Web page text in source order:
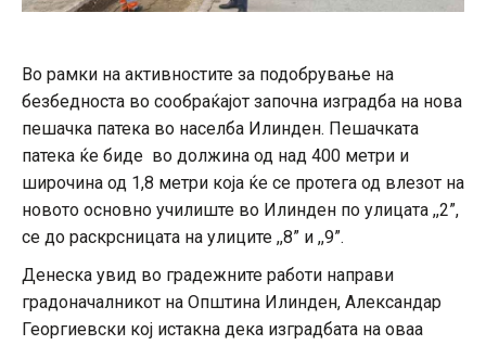
Во рамки на активностите за подобрување на
безбедноста во сообраќајот започна изградба на нова
пешачка пaтека во населба Илинден. Пешачката
патека ќе биде во должина од над 400 метри и
широчина од 1,8 метри која ќе се протега од влезот на
новото основно училиште во Илинден по улицата ,,2”,
се до раскрсницата на улиците ,,8” и ,,9”.
Денеска увид во градежните работи направи
градоначалникот на Општина Илинден, Александар
Георгиевски кој истакна дека изградбата на оваа